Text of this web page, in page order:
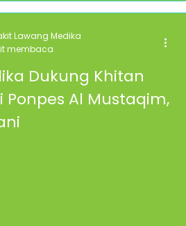
Dukung Khitan
Ponpes Al Mustaqim,
Lawang Medika
membaca